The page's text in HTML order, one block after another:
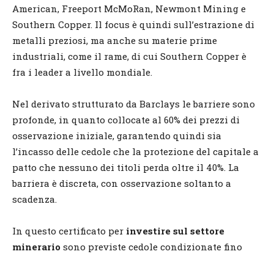
American, Freeport McMoRan, Newmont Mining e
Southern Copper. Il focus è quindi sull’estrazione di
metalli preziosi, ma anche su materie prime
industriali, come il rame, di cui Southern Copper è
fra i leader a livello mondiale.
Nel derivato strutturato da Barclays le barriere sono
profonde, in quanto collocate al 60% dei prezzi di
osservazione iniziale, garantendo quindi sia
l’incasso delle cedole che la protezione del capitale a
patto che nessuno dei titoli perda oltre il 40%. La
barriera è discreta, con osservazione soltanto a
scadenza.
In questo certificato per investire sul settore
minerario sono previste cedole condizionate fino